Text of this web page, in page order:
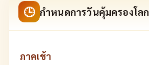
🕒 กำหนดการวันคุ้มครองโลก
ภาคเช้า